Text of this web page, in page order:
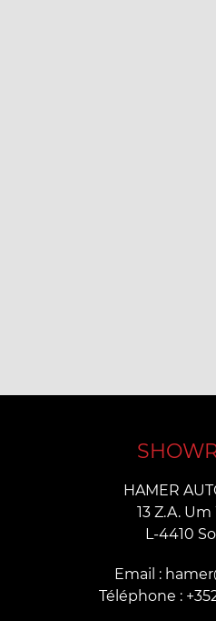
HAMER
13 Z.A.
L-4410
Email :
Téléphone :